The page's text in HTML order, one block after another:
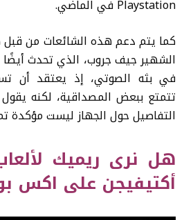
Playstation في الماضي.
كما يتم دعم هذه الشائعات من قبل
في بثه الصوتي، إذ يعتقد أن
تتمتع ببعض المصداقية، لكنه
التفاصيل حول الجهاز ليست مؤكدة
هل نرى ريميك
أكتيفيجن على اكس